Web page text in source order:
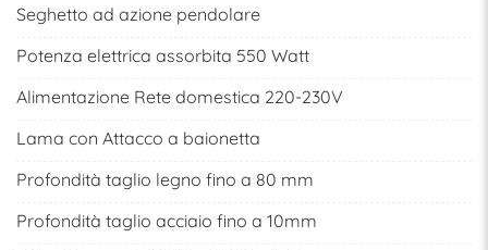
Seghetto ad azione pendolare
Potenza elettrica assorbita 550 Watt
Alimentazione Rete domestica 220-230V
Lama con Attacco a baionetta
Profondità taglio legno fino a 80 mm
Profondità taglio acciaio fino a 10mm